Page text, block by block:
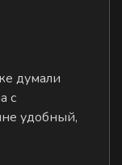
думали
с
удобный,